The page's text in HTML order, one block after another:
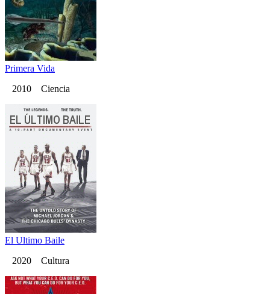
Primera Vida
2010 Ciencia
El Ultimo Baile
2020 Cultura